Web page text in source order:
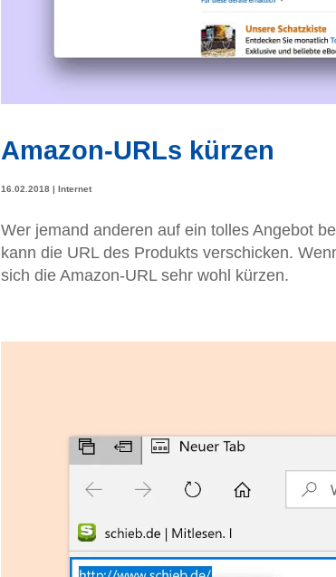
Amazon-URLs kürzen
16.02.2018 | Internet
Wer jemand anderen auf ein tolles Angebot
kann die URL des Produkts verschicken.
sich die Amazon-URL sehr wohl kürzen.